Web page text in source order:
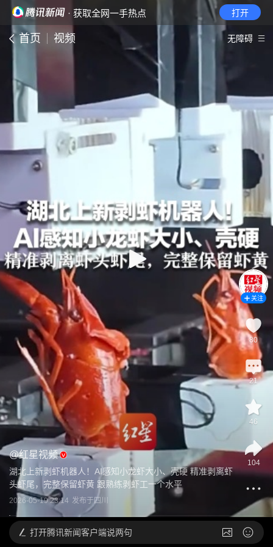
· 获取全网一手热点 打开
首页 视频 无障碍
@红星视频
湖北上新剥虾机器人！AI感知小龙虾大小、壳硬 精准剥离虾
头虾尾，完整保留虾黄 跟熟练剥虾工一个水平
2026-05-19 23:14 发布于四川
关注
80
21
46
104
打开腾讯新闻客户端说两句